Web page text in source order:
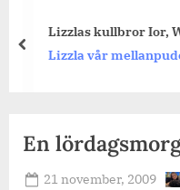
Lizzlas kullbror Ior,
Lizzla vår
prev
En
Posted
21 november, 2009